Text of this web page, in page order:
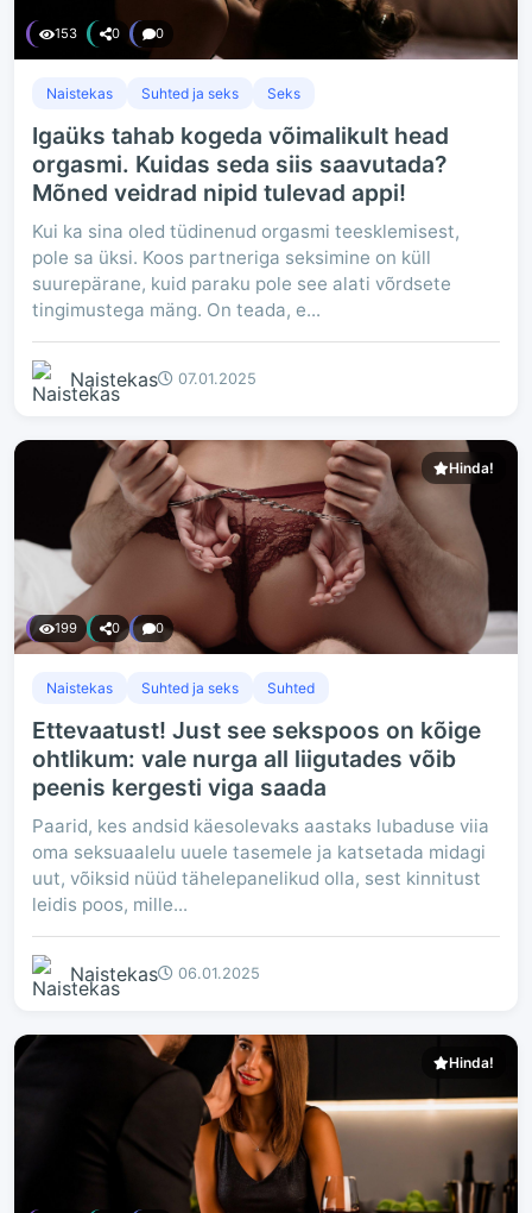
153 0 0
Naistekas Suhted ja seks Seks
Igaüks tahab kogeda võimalikult head
orgasmi. Kuidas seda siis saavutada?
Mõned veidrad nipid tulevad appi!
Kui ka sina oled tüdinenud orgasmi teesklemisest,
pole sa üksi. Koos partneriga seksimine on küll
suurepärane, kuid paraku pole see alati võrdsete
tingimustega mäng. On teada, e...
Naistekas 07.01.2025
Hinda!
199 0 0
Naistekas Suhted ja seks Suhted
Ettevaatust! Just see sekspoos on kõige
ohtlikum: vale nurga all liigutades võib
peenis kergesti viga saada
Paarid, kes andsid käesolevaks aastaks lubaduse viia
oma seksuaalelu uuele tasemele ja katsetada midagi
uut, võiksid nüüd tähelepanelikud olla, sest kinnitust
leidis poos, mille...
Naistekas 06.01.2025
Hinda!